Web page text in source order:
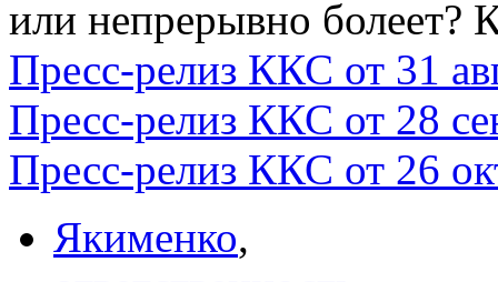
или непрерывно болеет?
Пресс-релиз ККС от 31
Пресс-релиз ККС от 28
Пресс-релиз ККС от 26
Якименко,